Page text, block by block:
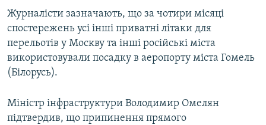
Журналісти зазначають, що за чотири місяці
спостережень усі інші приватні літаки для
перельотів у Москву та інші російські міста
використовували посадку в аеропорту міста Гомель
(Білорусь).
Міністр інфраструктури Володимир Омелян
підтвердив, що припинення прямого